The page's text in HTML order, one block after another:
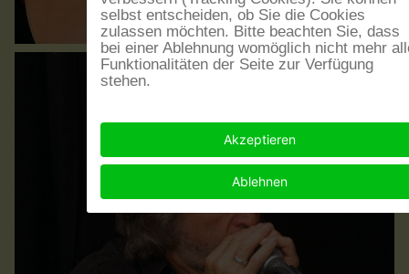
selbst entscheiden, ob Sie die Cookies
zulassen möchten. Bitte beachten Sie, dass
bei einer Ablehnung womöglich nicht mehr
Funktionalitäten der Seite zur Verfügung
stehen.
Akzeptieren
Ablehnen